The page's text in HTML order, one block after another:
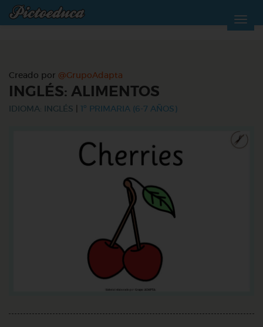
Creado por @GrupoAdapta
INGLÉS: ALIMENTOS
IDIOMA: INGLÉS 1º PRIMARIA (6-7 AÑOS)